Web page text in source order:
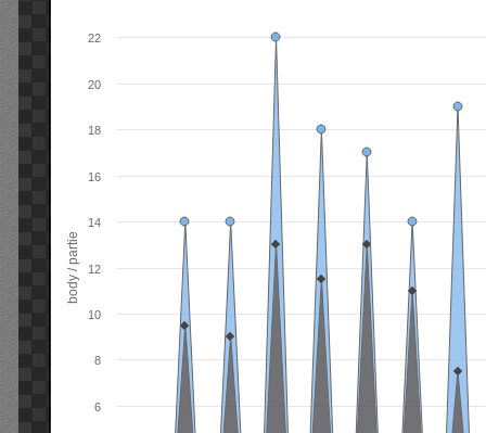
body / partie
6
8
10
12
14
16
18
20
22